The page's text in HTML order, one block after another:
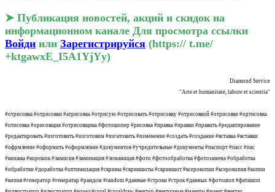
➤ Публикация новостей, акций и скидок на
информационном канале Для просмотра ссылки
Войди или Зарегистрируйся (https:// t.me/
+ktgawxE_I5A1YjYy)
Diamond Service
"Arte et humanitate, labore et scientia"
#отрисовка #отрисовки #атрисовка #отрисую #отрисовать #отрисовку #отрисовкой #отрисовке #ортисовка
#отисовка #орисовщик #отрисовщика #фотошопер #рисовка #правка #правки #править #редактирование
#редактировать #изготовить #изготовим #изгатовить #изменение #создать #создание #вставка #вставки
#офрмление #оформить #оформление #документов #учредительные #документы #паспорт #пасс #пас
#книжка #корешок #ламисия #ламинация #ломаницая #фото #фотообработка #фотозамена #обработка
#обработки #доработка #оптимизация #скрины #скриншоты #скриншот #ксерокопии #ксерокопия #копии
#копия #генератор #генератар #рандом #random #данные #строки #строк #данных #фотошоп #фаташоп